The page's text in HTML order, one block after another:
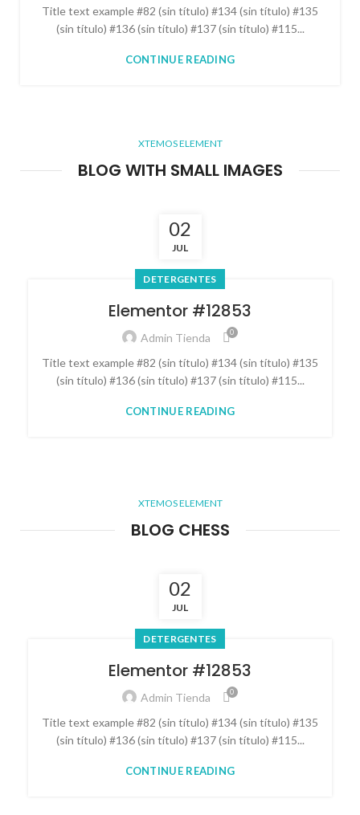
Title text example #82 (sin título) #134 (sin título) #135
(sin título) #136 (sin título) #137 (sin título) #115...
CONTINUE READING
XTEMOS ELEMENT
BLOG WITH SMALL IMAGES
02
JUL
DETERGENTES
Elementor #12853
Admin Tienda 0
Title text example #82 (sin título) #134 (sin título) #135
(sin título) #136 (sin título) #137 (sin título) #115...
CONTINUE READING
XTEMOS ELEMENT
BLOG CHESS
02
JUL
DETERGENTES
Elementor #12853
Admin Tienda 0
Title text example #82 (sin título) #134 (sin título) #135
(sin título) #136 (sin título) #137 (sin título) #115...
CONTINUE READING